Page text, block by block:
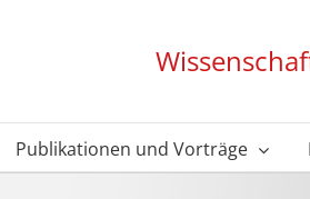
Publikationen und Vorträge